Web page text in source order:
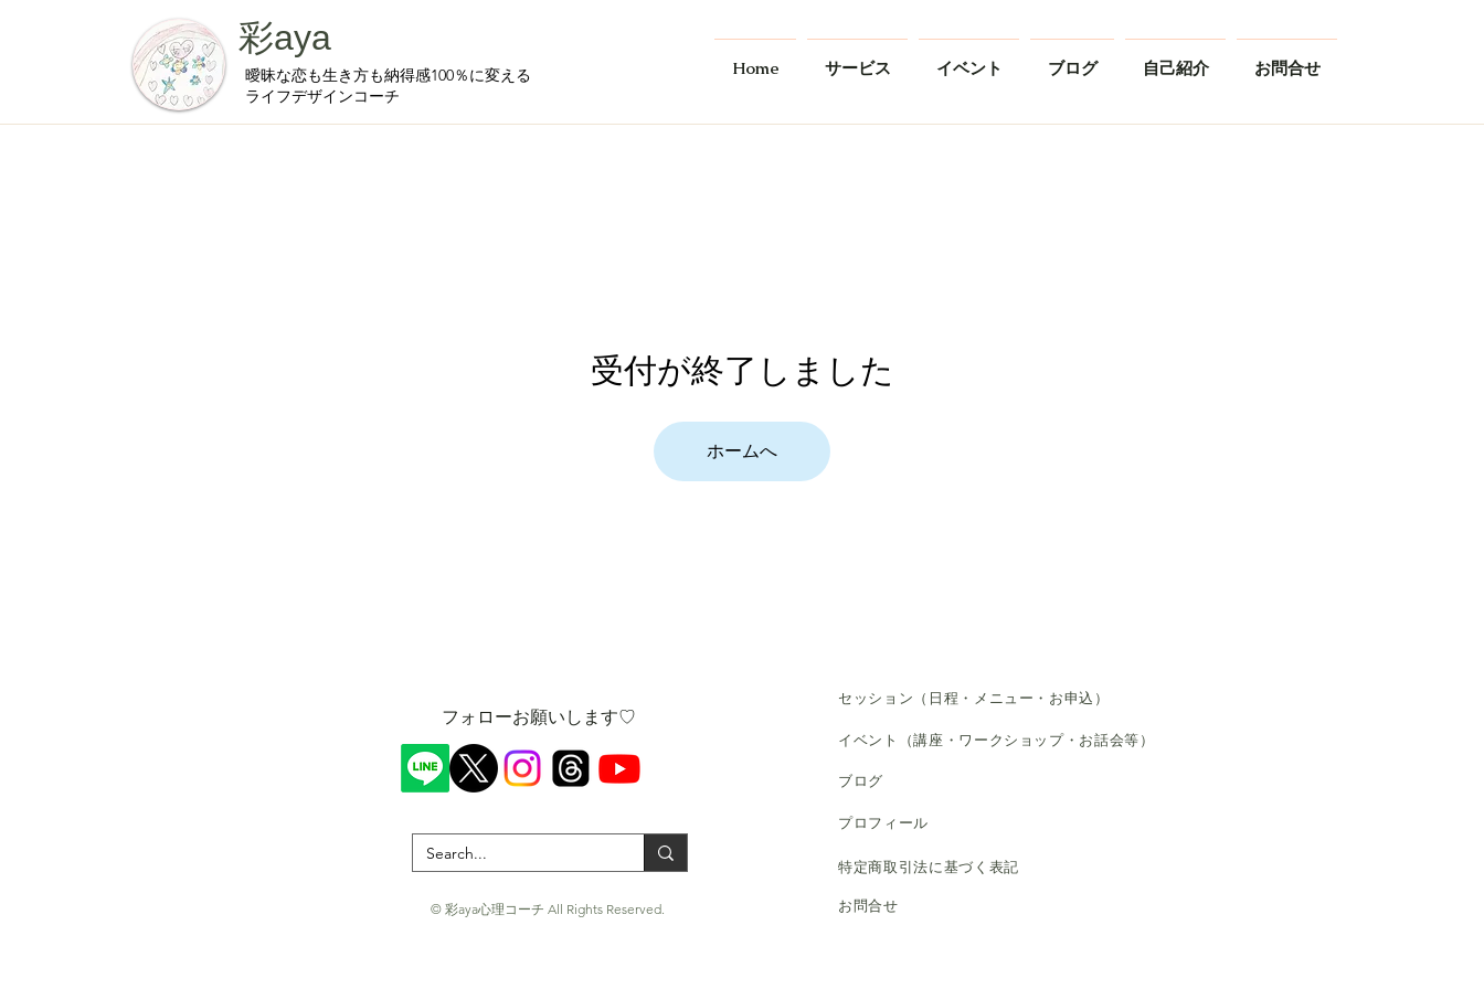
彩aya
曖昧な恋も生き方も納得感100％に変える
ライフデザインコーチ
Home サービス イベント ブログ 自己紹介 お問合せ
受付が終了しました
ホームへ
​フォローお願いします♡
セッション（日程・メニュー・お申込）
​イベント（講座・ワークショップ・お話会等）
​ブログ
​プロフィール
© 彩aya心理コーチ All Rights Reserved.
​特定商取引法に基づく表記
お問合せ